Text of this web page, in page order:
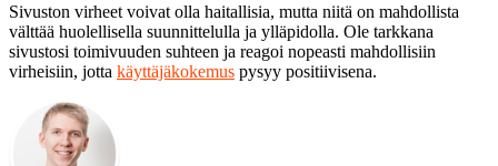
Sivuston virheet voivat olla haitallisia, mutta niitä on mahdollista
välttää huolellisella suunnittelulla ja ylläpidolla. Ole tarkkana
sivustosi toimivuuden suhteen ja reagoi nopeasti mahdollisiin
virheisiin, jotta käyttäjäkokemus pysyy positiivisena.